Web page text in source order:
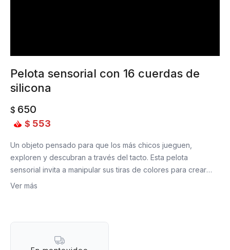
Pelota sensorial con 16 cuerdas de
silicona
$ 650
$ 553
Un objeto pensado para que los más chicos jueguen,
exploren y descubran a través del tacto. Esta pelota
sensorial invita a manipular sus tiras de colores para crear
formas e intersecciones nuevas cada vez, ayudando a
Razones para regalar una:
Ver más